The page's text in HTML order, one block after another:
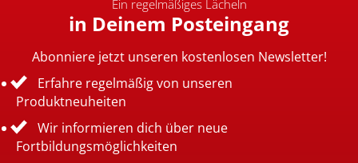
Ein regelmäßiges Lächeln
in Deinem Posteingang
Abonniere jetzt unseren kostenlosen Newsletter!
Erfahre regelmäßig von unseren
Produktneuheiten
Wir informieren dich über neue
Fortbildungsmöglichkeiten